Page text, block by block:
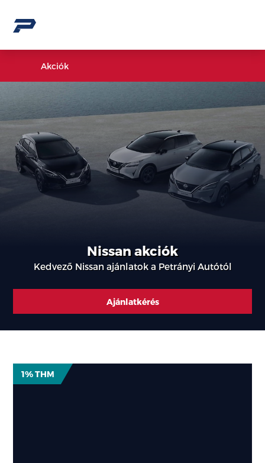
Nissan akciók
Kedvező Nissan ajánlatok a Petrányi Autótól
Ajánlatkérés
Akciók
Új
1% THM